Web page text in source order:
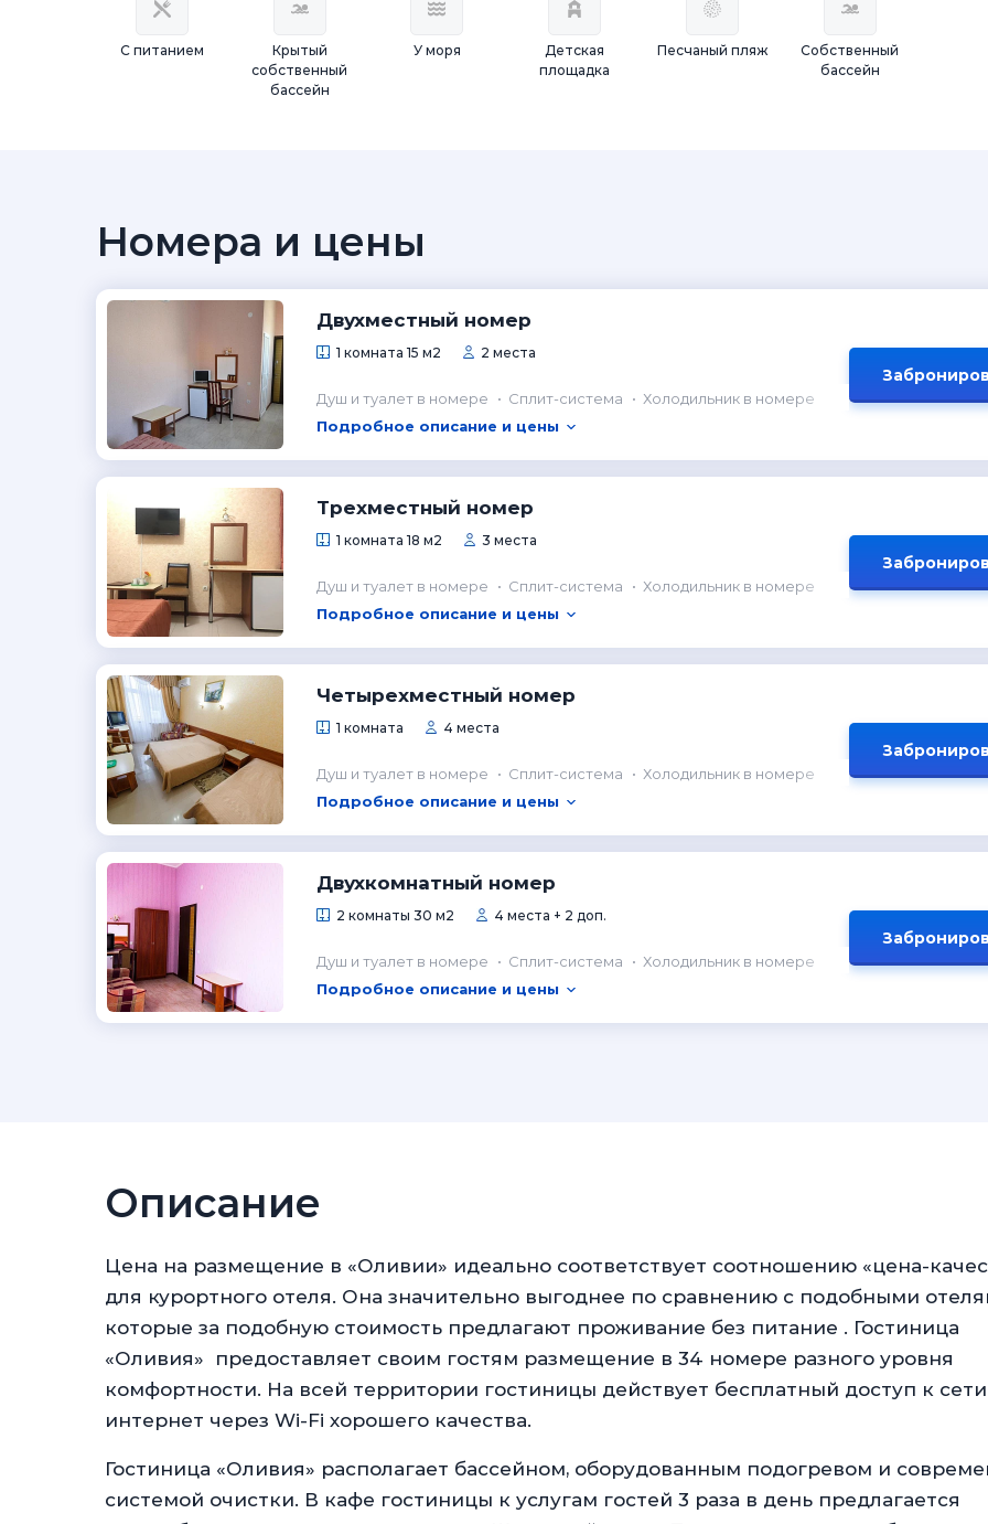
С питанием
Крытый
собственный
бассейн
У моря
Детская
площадка
Песчаный пляж
Собственный
бассейн
Номера и цены
Двухместный номер
1 комната 15 м2 2 места
Душ и туалет в номере Сплит-система
Холодильник в номере
Подробное описание и цены
Трехместный номер
1 комната 18 м2 3 места
Душ и туалет в номере Сплит-система
Холодильник в номере
Подробное описание и цены
Четырехместный номер
1 комната 4 места
Душ и туалет в номере Сплит-система
Холодильник в номере
Подробное описание и цены
Двухкомнатный номер
2 комнаты 30 м2 4 места + 2 доп.
Душ и туалет в номере Сплит-система
Холодильник в номере
Подробное описание и цены
Описание
Цена на размещение в «Оливии» идеально соответствует соотношению «цена-
для курортного отеля. Она значительно выгоднее по сравнению с подобными
которые за подобную стоимость предлагают проживание без питание . Гостиница
«Оливия» предоставляет своим гостям размещение в 34 номере разного уровня
комфортности. На всей территории гостиницы действует бесплатный доступ к сети
интернет через Wi-Fi хорошего качества.
Гостиница «Оливия» располагает бассейном, оборудованным подогревом и
системой очистки. В кафе гостиницы к услугам гостей 3 раза в день предлагается